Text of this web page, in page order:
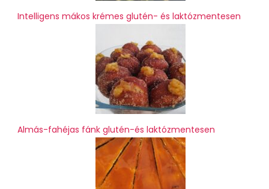
Intelligens mákos krémes glutén- és laktózmentesen
Almás-fahéjas fánk glutén-és laktózmentesen